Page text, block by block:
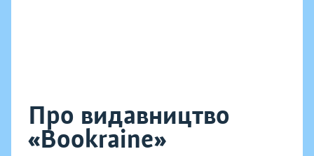
Про видавництво
«Bookraine»